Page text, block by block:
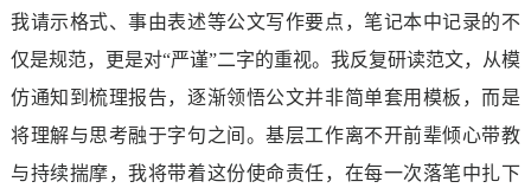
我请示格式、事由表述等公文写作要点，笔记本中记录的不
仅是规范，更是对“严谨”二字的重视。我反复研读范文，从模
仿通知到梳理报告，逐渐领悟公文并非简单套用模板，而是
将理解与思考融于字句之间。基层工作离不开前辈倾心带教
与持续揣摩，我将带着这份使命责任，在每一次落笔中扎下